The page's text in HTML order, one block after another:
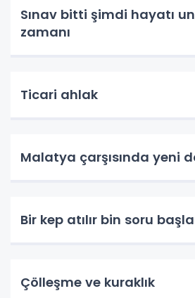
Sınav bitti şimdi hayatı
zamanı
Ticari ahlak
Malatya çarşısında yeni
Bir kep atılır bin soru
Çölleşme ve kuraklık